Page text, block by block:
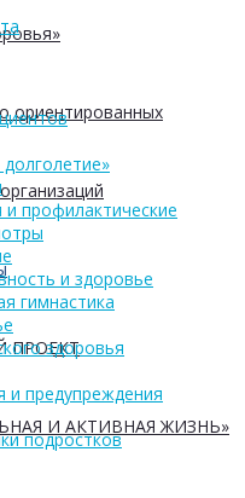
ориентированных
ПРОЕКТ
И АКТИВНАЯ ЖИЗНЬ»
и профилактические
и здоровье
гимнастика
здоровья
и предупреждения
подростков